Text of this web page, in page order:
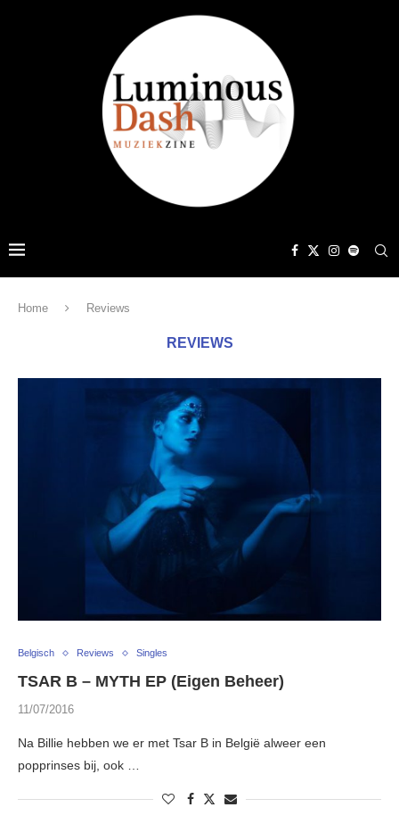
Home Reviews
REVIEWS
Belgisch Reviews Singles
TSAR B – MYTH EP (Eigen Beheer)
11/07/2016
Na Billie hebben we er met Tsar B in België alweer een
popprinses bij, ook …